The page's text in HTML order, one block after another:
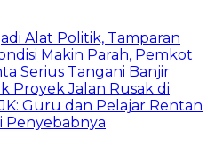
Alat Politik, Tamparan
Makin Parah, Pemkot
Serius Tangani Banjir
Proyek Jalan Rusak di
Guru dan Pelajar Rentan
Penyebabnya